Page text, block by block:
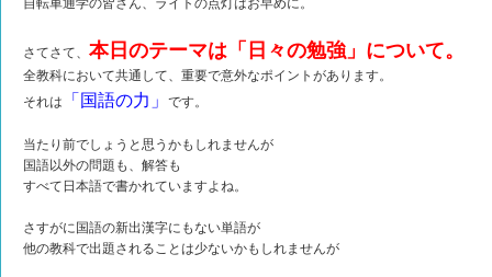
自転車通学の皆さん、ライトの点灯はお早めに。
さてさて、 本日のテーマは「日々の勉強」について。
全教科において共通して、重要で意外なポイントがあります。
それは
「国語の力」 です。
当たり前でしょうと思うかもしれませんが
国語以外の問題も、解答も
すべて日本語で書かれていますよね。
さすがに国語の新出漢字にもない単語が
他の教科で出題されることは少ないかもしれませんが